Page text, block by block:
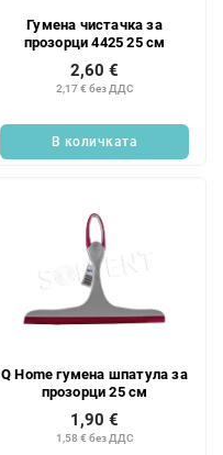
Гумена чистачка за
прозорци 4425 25 см
2,17 € без ДДС
2,60 €
В количката
Q Home гумена шпатула за
прозорци 25 см
1,58 € без ДДС
1,90 €